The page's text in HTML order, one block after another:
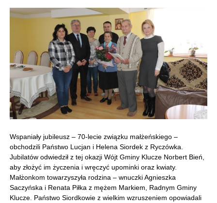
Wspaniały jubileusz – 70-lecie związku małżeńskiego –
obchodzili Państwo Lucjan i Helena Siordek z Ryczówka.
Jubilatów odwiedził z tej okazji Wójt Gminy Klucze Norbert Bień,
aby złożyć im życzenia i wręczyć upominki oraz kwiaty.
Małżonkom towarzyszyła rodzina – wnuczki Agnieszka
Saczyńska i Renata Piłka z mężem Markiem, Radnym Gminy
Klucze. Państwo Siordkowie z wielkim wzruszeniem opowiadali